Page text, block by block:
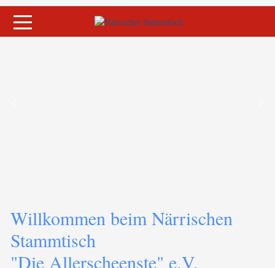
Mobile Menu Toggle
Willkommen beim Närrischen
Stammtisch
"Die Allerscheenste" e.V.